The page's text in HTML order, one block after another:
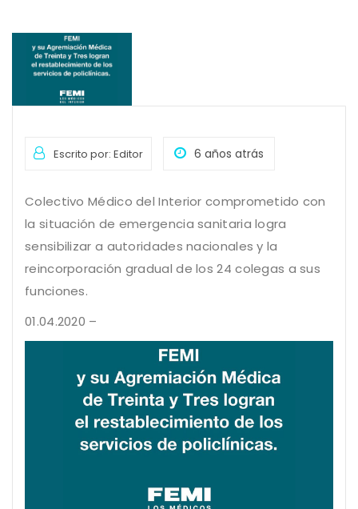
Escrito por: Editor 6 años atrás
Colectivo Médico del Interior comprometido con
la situación de emergencia sanitaria logra
sensibilizar a autoridades nacionales y la
reincorporación gradual de los 24 colegas a sus
funciones.
01.04.2020 –